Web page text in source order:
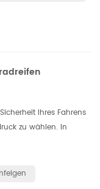
Ihres Fahrens
zu wählen. In